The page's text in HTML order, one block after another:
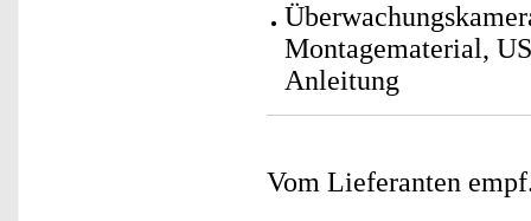
Montagematerial,
Anleitung
Vom Lieferanten